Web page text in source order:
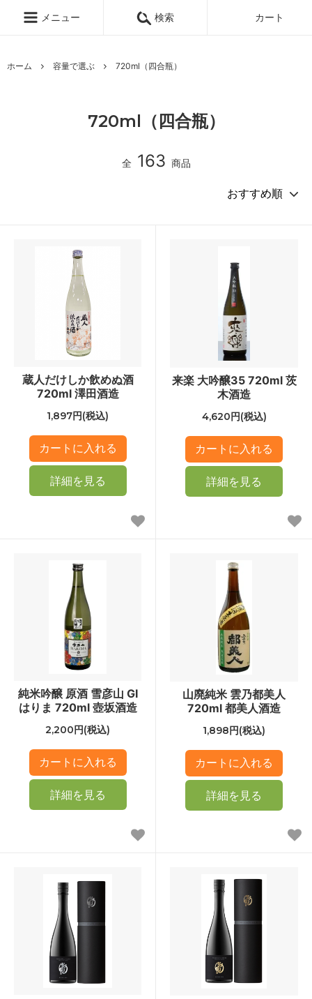
メニュー 検索 カート
ホーム 容量で選ぶ 720ml（四合瓶）
720ml（四合瓶）
全 163 商品
蔵人だけしか飲めぬ酒
720ml 澤田酒造
1,897円(税込)
詳細を見る
来楽 大吟醸35 720ml 茨
木酒造
4,620円(税込)
詳細を見る
純米吟醸 原酒 雪彦山 GI
はりま 720ml 壺坂酒造
2,200円(税込)
詳細を見る
山廃純米 雲乃都美人
720ml 都美人酒造
1,898円(税込)
詳細を見る